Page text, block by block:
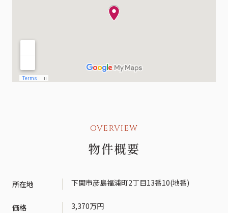
OVERVIEW
物件概要
所在地 下関市彦島福浦町2丁目13番10(地番)
価格 3,370万円